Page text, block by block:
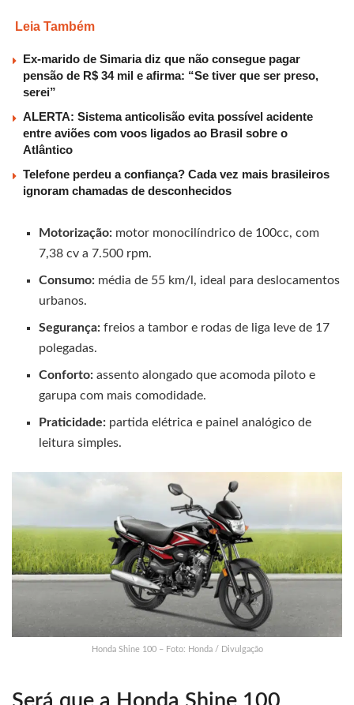
Leia Também
Ex-marido de Simaria diz que não consegue pagar
pensão de R$ 34 mil e afirma: “Se tiver que ser preso,
serei”
ALERTA: Sistema anticolisão evita possível acidente
entre aviões com voos ligados ao Brasil sobre o
Atlântico
Telefone perdeu a confiança? Cada vez mais brasileiros
ignoram chamadas de desconhecidos
Motorização: motor monocilíndrico de 100cc, com
7,38 cv a 7.500 rpm.
Consumo: média de 55 km/l, ideal para deslocamentos
urbanos.
Segurança: freios a tambor e rodas de liga leve de 17
polegadas.
Conforto: assento alongado que acomoda piloto e
garupa com mais comodidade.
Praticidade: partida elétrica e painel analógico de
leitura simples.
Honda Shine 100 – Foto: Honda / Divulgação
Será que a Honda Shine 100